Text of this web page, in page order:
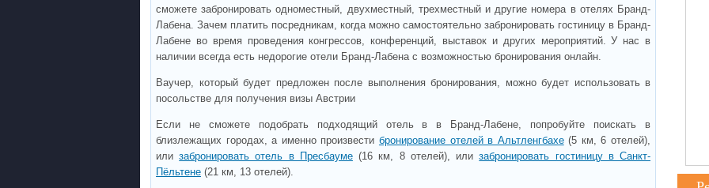
сможете забронировать одноместный, двухместный, трехместный и другие номера в отелях Бранд-
Лабена. Зачем платить посредникам, когда можно самостоятельно забронировать гостиницу в Бранд-
Лабене во время проведения конгрессов, конференций, выставок и других мероприятий. У нас в
наличии всегда есть недорогие отели Бранд-Лабена с возможностью бронирования онлайн.
Ваучер, который будет предложен после выполнения бронирования, можно будет использовать в
посольстве для получения визы Австрии
Если не сможете подобрать подходящий отель в в Бранд-Лабене, попробуйте поискать в
близлежащих городах, а именно произвести бронирование отелей в Альтленгбахе(5 км, 6 отелей),
илизабронировать отель в Пресбауме(16 км, 8 отелей), илизабронировать гостиницу в Санкт-
Пёльтене (21 км, 13 отелей).